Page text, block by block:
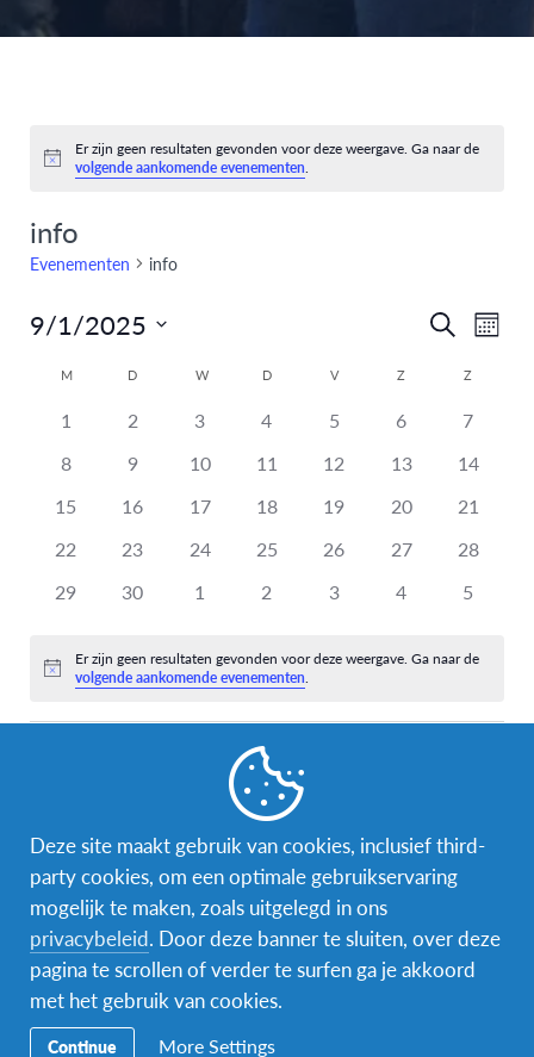
Bericht
Er zijn geen resultaten gevonden voor deze weergave. Ga naar de
volgende aankomende evenementen.
info
Evenementen info
Zoeken
ZoekenMaand
9/1/2025
datum.
Kalender
van
Evenementen
M D W D V Z Z
heeft
evenementen,
1
heeft
evenementen,
2
heeft
evenementen,
3
heeft
evenementen,
4
heeft
evenementen,
5
heeft
evenementen,
6
heeft
7
heeft
evenementen,
8
heeft
evenementen,
9
heeft
evenementen,
10
heeft
evenementen,
11
heeft
evenementen,
12
heeft
evenementen,
13
heeft
14
heeft
evenementen,
15
heeft
evenementen,
16
heeft
evenementen,
17
heeft
evenementen,
18
heeft
evenementen,
19
heeft
evenementen,
20
heeft
21
heeft
evenementen,
22
heeft
evenementen,
23
heeft
evenementen,
24
heeft
evenementen,
25
heeft
evenementen,
26
heeft
evenementen,
27
heeft
28
heeft
evenementen,
29
heeft
evenementen,
30
heeft
evenementen,
1
heeft
evenementen,
2
heeft
3
heeft
evenementen,
4
heeft
5
Bericht
Er zijn geen resultaten gevonden voor deze weergave. Ga naar de
volgende aankomende evenementen.
Deze maand
Deze site maakt gebruik van cookies, inclusief third-
party cookies, om een optimale gebruikservaring
mogelijk te maken, zoals uitgelegd in ons
privacybeleid. Door deze banner te sluiten, over deze
pagina te scrollen of verder te surfen ga je akkoord
met het gebruik van cookies.
Continue More Settings